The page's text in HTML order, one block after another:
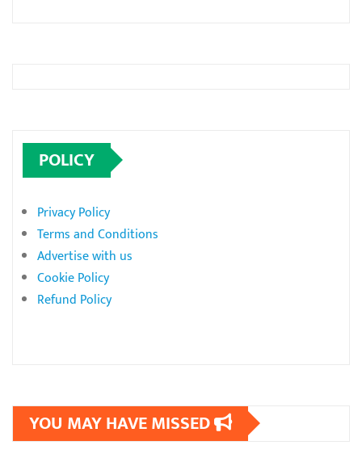
POLICY
Privacy Policy
Terms and Conditions
Advertise with us
Cookie Policy
Refund Policy
YOU MAY HAVE MISSED